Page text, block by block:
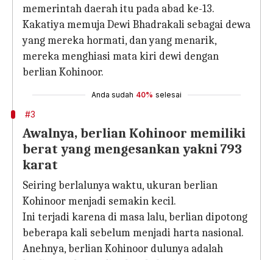
memerintah daerah itu pada abad ke-13.
Kakatiya memuja Dewi Bhadrakali sebagai dewa
yang mereka hormati, dan yang menarik,
mereka menghiasi mata kiri dewi dengan
berlian Kohinoor.
Anda sudah 40% selesai
#3
Awalnya, berlian Kohinoor memiliki
berat yang mengesankan yakni 793
karat
Seiring berlalunya waktu, ukuran berlian
Kohinoor menjadi semakin kecil.
Ini terjadi karena di masa lalu, berlian dipotong
beberapa kali sebelum menjadi harta nasional.
Anehnya, berlian Kohinoor dulunya adalah